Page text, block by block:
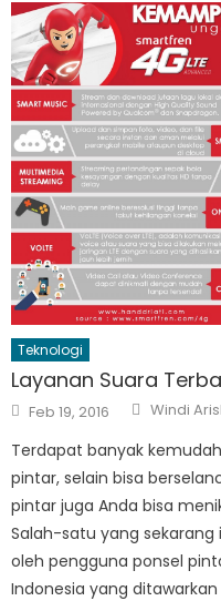
Teknologi
Layanan Suara
Posted
on
Feb 19, 2016 Author
Windi
Terdapat banyak
pintar, selain bisa
pintar juga Anda bisa
Salah-satu yang
oleh pengguna ponsel
Indonesia yang